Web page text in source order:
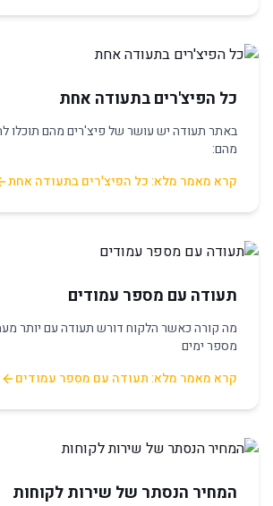
כל הפיצ'רים בתעודה אחת
באתר תעודה יש עושר של פיצ'רים מהם תוכלו
מהם:
קרא מאמר מלא: כל הפיצ'רים בתעודה אחת
תעודה עם מספר עמודים
מה קורה כאשר הלקוח דורש תעודה עם יותר
מספר ימים
קרא מאמר מלא: תעודה עם מספר עמודים
המחיר הנסתר של שירות לקוחות